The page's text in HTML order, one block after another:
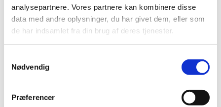
analysepartnere. Vores partnere kan kombinere disse
data med andre oplysninger, du har givet dem, eller som
de har indsamlet fra din brug af deres tjenester.
Nødvendig
Præferencer
2013 (9)
december (1)
juni (1)